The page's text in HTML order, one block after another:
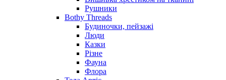
Рушники
Bothy Threads
Будиночки, пейзажі
Люди
Казки
Різне
Фауна
Флора